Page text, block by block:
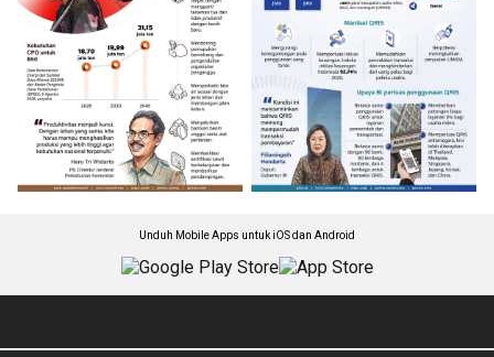
Unduh Mobile Apps untuk iOS dan Android